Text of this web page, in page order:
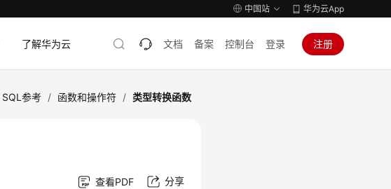
中国站 华为云App
了解华为云 文档 备案 控制台 登录 注册
SQL参考 / 函数和操作符 / 类型转换函数
查看PDF 分享